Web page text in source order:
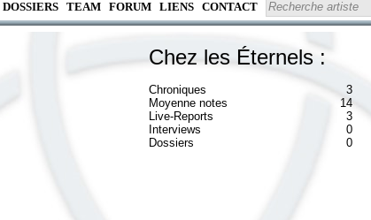
DOSSIERS TEAM FORUM LIENS CONTACT
Chez les Éternels :
Chroniques
3
Moyenne notes
14
Live-Reports
3
Interviews
0
Dossiers
0